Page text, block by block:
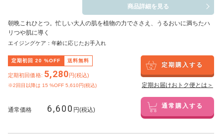
商品詳細を見る
朝晩これひとつ。忙しい大人の肌を植物の力でささえ、うるおいに満ちたハ
リつや肌に導く
エイジングケア：年齢に応じたお手入れ
定期初回 20 %OFF 送料無料
定期初回価格: 5,280円(税込)
※2回目以降は 15 %OFF 5,610円(税込)
定期購入する
定期お届けおトク便とは＞
通常価格 6,600 円(税込) 通常購入する